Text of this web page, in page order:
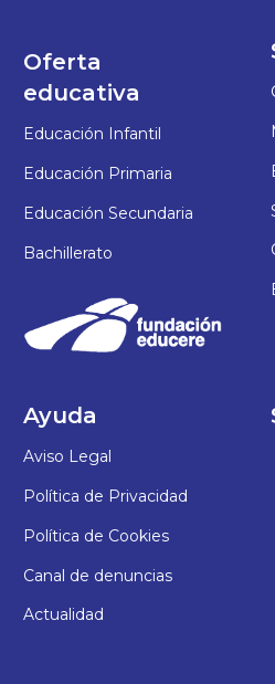
Oferta
educativa
Educación Infantil
Educación Primaria
Educación Secundaria
Bachillerato
Ayuda
Aviso Legal
Política de Privacidad
Política de Cookies
Canal de denuncias
Actualidad